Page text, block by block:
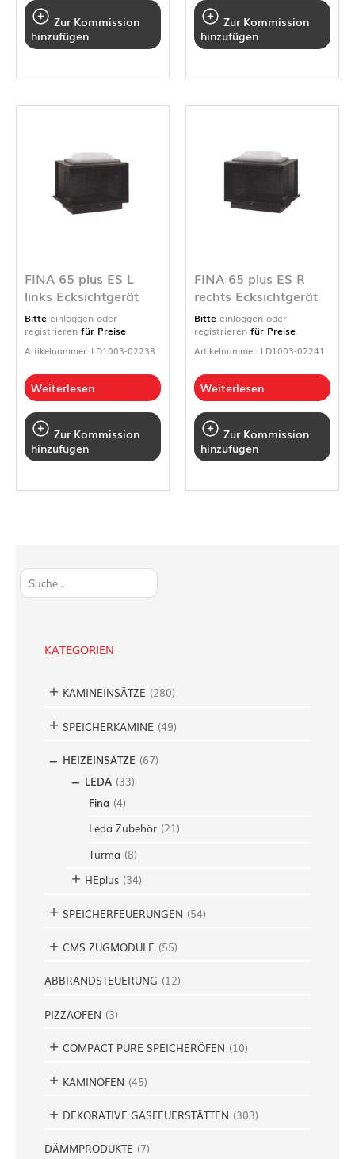
u
c
KATEGORIEN
KAMINEINSÄTZE (280)
SPEICHERKAMINE (49)
HEIZEINSÄTZE (67)
LEDA (33)
Fina (4)
Leda Zubehör (21)
Turma (8)
HEplus (34)
SPEICHERFEUERUNGEN (54)
CMS ZUGMODULE (55)
ABBRANDSTEUERUNG (12)
PIZZAOFEN (3)
COMPACT PURE SPEICHERÖFEN (10)
KAMINÖFEN (45)
DEKORATIVE GASFEUERSTÄTTEN (303)
DÄMMPRODUKTE (7)
Zur Kommission
hinzufügen
Zur Kommission
hinzufügen
FINA 65 plus ES L
links Ecksichtgerät
Bitte einloggen oder
registrieren für Preise
Artikelnummer: LD1003-02238
Weiterlesen
Zur Kommission
hinzufügen
FINA 65 plus ES R
rechts Ecksichtgerät
Bitte einloggen oder
registrieren für Preise
Artikelnummer: LD1003-02241
Weiterlesen
Zur Kommission
hinzufügen